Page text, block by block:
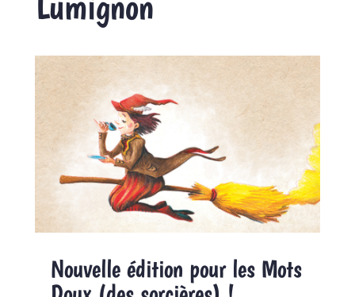
Nouvelle édition pour les Mots